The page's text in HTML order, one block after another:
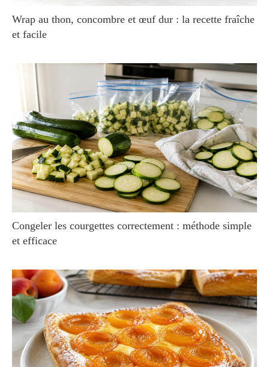
Wrap au thon, concombre et œuf dur : la recette fraîche
et facile
Congeler les courgettes correctement : méthode simple
et efficace